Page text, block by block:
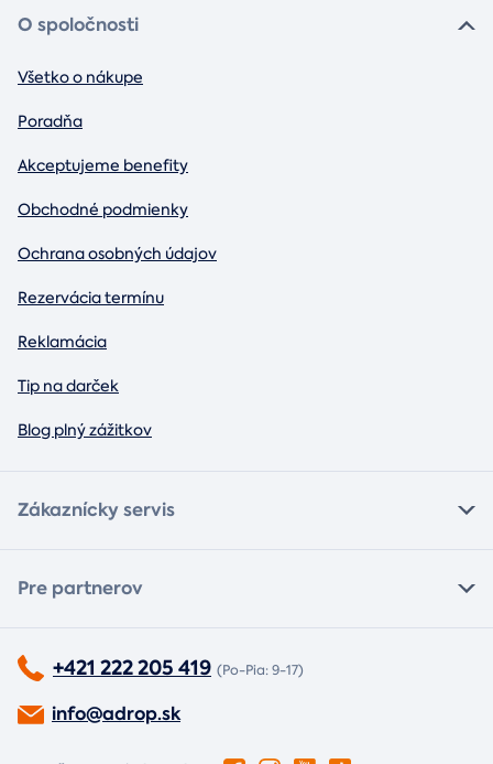
O spoločnosti
Všetko o nákupe
Poradňa
Akceptujeme benefity
Obchodné podmienky
Ochrana osobných údajov
Rezervácia termínu
Reklamácia
Tip na darček
Blog plný zážitkov
Zákaznícky servis
Pre partnerov
+421 222 205 419 (Po-Pia: 9-17)
info@adrop.sk